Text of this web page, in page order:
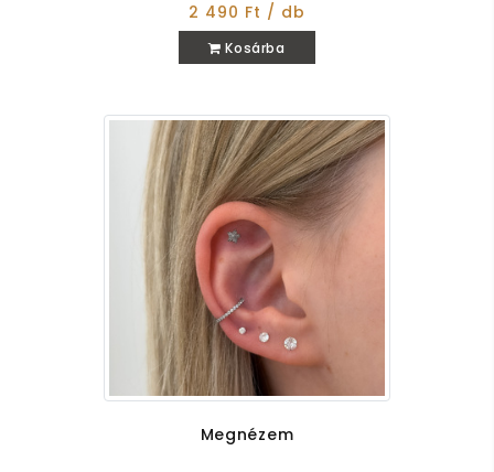
2 490 Ft / db
Kosárba
Megnézem